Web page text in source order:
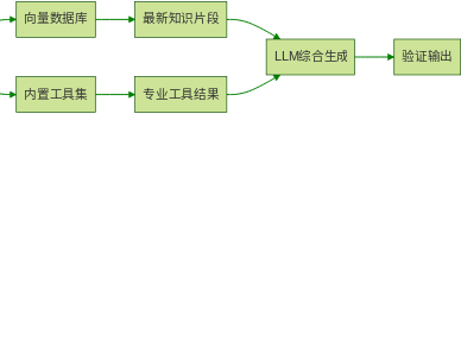
向量数据库
内置工具集
最新知识片段
专业工具结果
LLM综合生成 验证输出